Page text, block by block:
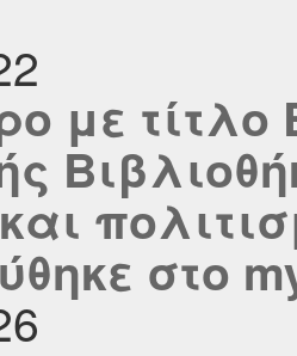
με
στο